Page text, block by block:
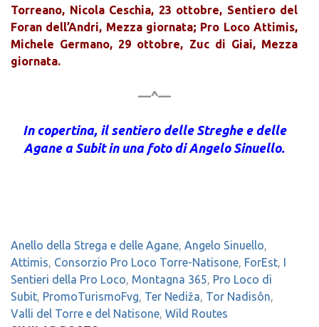
Torreano, Nicola Ceschia, 23 ottobre, Sentiero del
Foran dell’Andri, Mezza giornata; Pro Loco Attimis,
Michele Germano, 29 ottobre, Zuc di Giai, Mezza
giornata.
—^—
In copertina, il sentiero delle Streghe e delle
Agane a Subit in una foto di Angelo Sinuello.
Anello della Strega e delle Agane, Angelo Sinuello,
Attimis, Consorzio Pro Loco Torre-Natisone, ForEst, I
Sentieri della Pro Loco, Montagna 365, Pro Loco di
Subit, PromoTurismoFvg, Ter Nediža, Tor Nadisôn,
Valli del Torre e del Natisone, Wild Routes